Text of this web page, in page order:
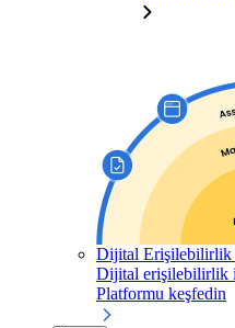
Dijital Erişilebilirlik
Dijital erişilebilirlik
Platformu keşfedin